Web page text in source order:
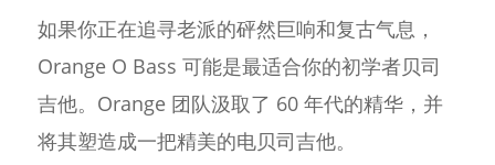
如果你正在追寻老派的砰然巨响和复古气息，
Orange O Bass 可能是最适合你的初学者贝司
吉他。Orange 团队汲取了 60 年代的精华，并
将其塑造成一把精美的电贝司吉他。